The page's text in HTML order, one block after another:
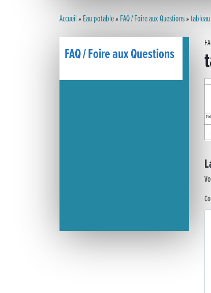
Inauguration nouvelle station d’épuration (STEP) de Trenal
Festival des solutions écologiques 2026
Accueil» Eau potable» FAQ / Foire aux Questions»
FAQ / Foire aux Questions